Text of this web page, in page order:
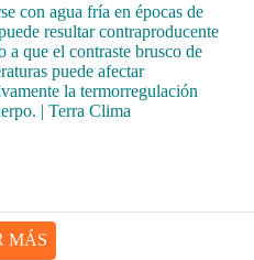
con agua fría en épocas de
resultar contraproducente
a que el contraste brusco de
puede afectar
la termorregulación
| Terra Clima
MÁS